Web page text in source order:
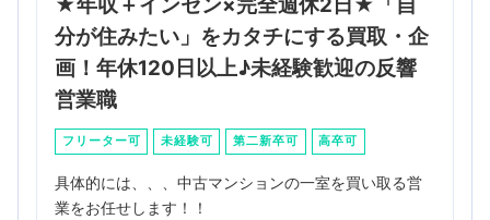
分が住みたい」をカタチにする買取・企
画！年休120日以上♪未経験歓迎の反響
営業職
フリーター可 未経験可 第二新卒可 高卒可
具体的には、、、中古マンションの一室を買い取る営
業をお任せします！！